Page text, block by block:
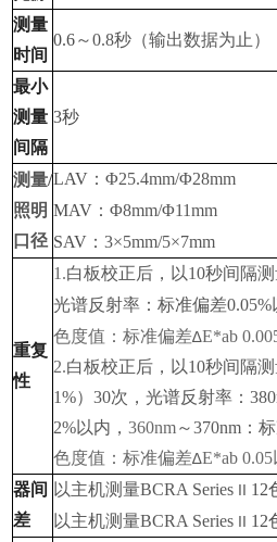
测量
时间
0.6～0.8秒（输出数据为止）
最小
测量
间隔
3秒
测量/
照明
口径
LAV ：Φ25.4mm/Φ28mm
MAV ：Φ8mm/Φ11mm
SAV ：3×5mm/5×7mm
重复
性
1.白板校正后，以10秒间隔
光谱反射率：标准偏差0.05%
色度值：标准偏差∆E*ab
2.白板校正后，以10秒间隔
1%）30次 ，光谱反射率：
2%以内 ，360nm～370nm ：
色度值：标准偏差∆E*ab 0.05
器间
差
以主机测量BCRA Series ІІ 12
以主机测量BCRA Series ІІ 12